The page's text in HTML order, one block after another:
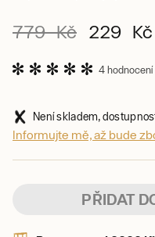
779 Kč 229 Kč
4 hodnocení
Není skladem,
Informujte mě, až bude
PŘIDAT